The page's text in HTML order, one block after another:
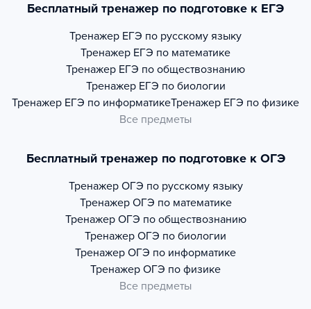
Бесплатный тренажер по подготовке к ЕГЭ
Тренажер ЕГЭ по русскому языку
Тренажер ЕГЭ по математике
Тренажер ЕГЭ по обществознанию
Тренажер ЕГЭ по биологии
Тренажер ЕГЭ по информатикеТренажер ЕГЭ по физике
Все предметы
Бесплатный тренажер по подготовке к ОГЭ
Тренажер ОГЭ по русскому языку
Тренажер ОГЭ по математике
Тренажер ОГЭ по обществознанию
Тренажер ОГЭ по биологии
Тренажер ОГЭ по информатике
Тренажер ОГЭ по физике
Все предметы